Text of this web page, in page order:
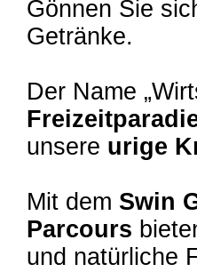
Gönnen Sie
Getränke.
Der Name
unsere urige
Mit dem Swin
Parcours
und natürliche